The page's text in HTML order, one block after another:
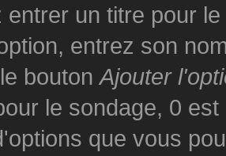
entrer un titre pour
entrez son
boutonAjouter
le sondage, 0
que vous